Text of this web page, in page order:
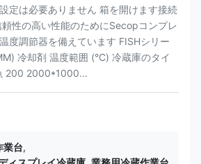
定は必要ありません 箱を開けます接続
性の高い性能のためにSecopコンプレ
度調節器を備えています FISHシリー
冷却剤 温度範囲 (°C) 冷蔵庫のタイ
200 2000*1000...
業台,